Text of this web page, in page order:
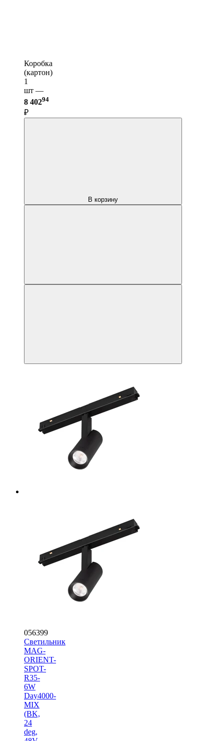
Коробка
(картон)
1
шт —
8 40294
₽
В корзину
056399
Светильник
MAG-
ORIENT-
SPOT-
R35-
6W
Day4000-
MIX
(BK,
24
deg,